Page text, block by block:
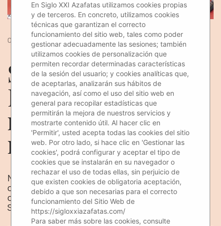
04 Abr 2017
Siglo XXI Azafatas en
MotoMadrid, el
mayor evento de
motos de España
Nos ponemos las chaquetas moteras y los
cascos, y te contamos todo lo que nuestras
chicas vivieron y trabajaron en MotoMadrid, el
Salón Comercial de la Motocicleta.
En Siglo XXI Azafatas utilizamos cookies propias
y de terceros. En concreto, utilizamos cookies
técnicas que garantizan el correcto
funcionamiento del sitio web, tales como poder
gestionar adecuadamente las sesiones; también
utilizamos cookies de personalización que
permiten recordar determinadas características
de la sesión del usuario; y cookies analíticas que,
de aceptarlas, analizarán sus hábitos de
navegación, así como el uso del sitio web en
general para recopilar estadísticas que
permitirán la mejora de nuestros servicios y
mostrarte contenido útil. Al hacer clic en
'Permitir', usted acepta todas las cookies del sitio
web. Por otro lado, si hace clic en 'Gestionar las
cookies', podrá configurar y aceptar el tipo de
cookies que se instalarán en su navegador o
rechazar el uso de todas ellas, sin perjuicio de
que existen cookies de obligatoria aceptación,
debido a que son necesarias para el correcto
funcionamiento del Sitio Web de
https://sigloxxiazafatas.com/
Para saber más sobre las cookies, consulte